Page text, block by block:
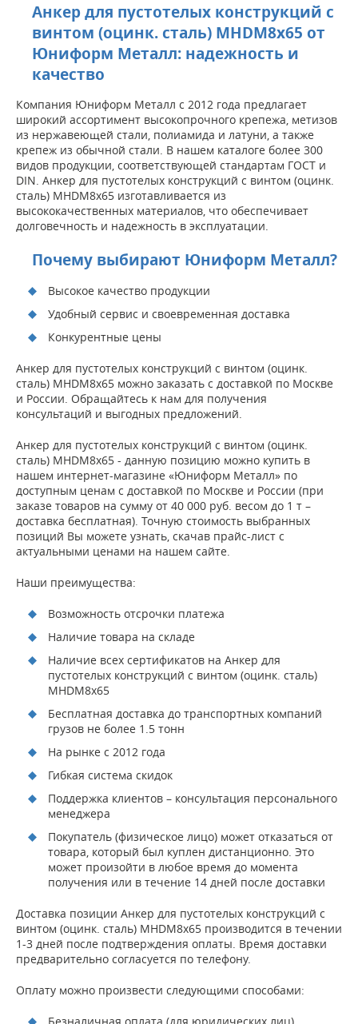
Анкер для пустотелых конструкций с
винтом (оцинк. сталь) MHDМ8х65 от
Юниформ Металл: надежность и
качество
Компания Юниформ Металл с 2012 года предлагает
широкий ассортимент высокопрочного крепежа, метизов
из нержавеющей стали, полиамида и латуни, а также
крепеж из обычной стали. В нашем каталоге более 300
видов продукции, соответствующей стандартам ГОСТ и
DIN. Анкер для пустотелых конструкций с винтом (оцинк.
сталь) MHDМ8х65 изготавливается из
высококачественных материалов, что обеспечивает
долговечность и надежность в эксплуатации.
Почему выбирают Юниформ Металл?
Высокое качество продукции
Удобный сервис и своевременная доставка
Конкурентные цены
Анкер для пустотелых конструкций с винтом (оцинк.
сталь) MHDМ8х65 можно заказать с доставкой по Москве
и России. Обращайтесь к нам для получения
консультаций и выгодных предложений.
Анкер для пустотелых конструкций с винтом (оцинк.
сталь) MHDМ8х65 - данную позицию можно купить в
нашем интернет-магазине «Юниформ Металл» по
доступным ценам с доставкой по Москве и России (при
заказе товаров на сумму от 40 000 руб. весом до 1 т –
доставка бесплатная). Точную стоимость выбранных
позиций Вы можете узнать, скачав прайс-лист с
актуальными ценами на нашем сайте.
Наши преимущества:
Возможность отсрочки платежа
Наличие товара на складе
Наличие всех сертификатов на Анкер для
пустотелых конструкций с винтом (оцинк. сталь)
MHDМ8х65
Бесплатная доставка до транспортных компаний
грузов не более 1.5 тонн
На рынке с 2012 года
Гибкая система скидок
Поддержка клиентов – консультация персонального
менеджера
Покупатель (физическое лицо) может отказаться от
товара, который был куплен дистанционно. Это
может произойти в любое время до момента
получения или в течение 14 дней после доставки
Доставка позиции Анкер для пустотелых конструкций с
винтом (оцинк. сталь) MHDМ8х65 производится в течении
1-3 дней после подтверждения оплаты. Время доставки
предварительно согласуется по телефону.
Оплату можно произвести следующими способами: